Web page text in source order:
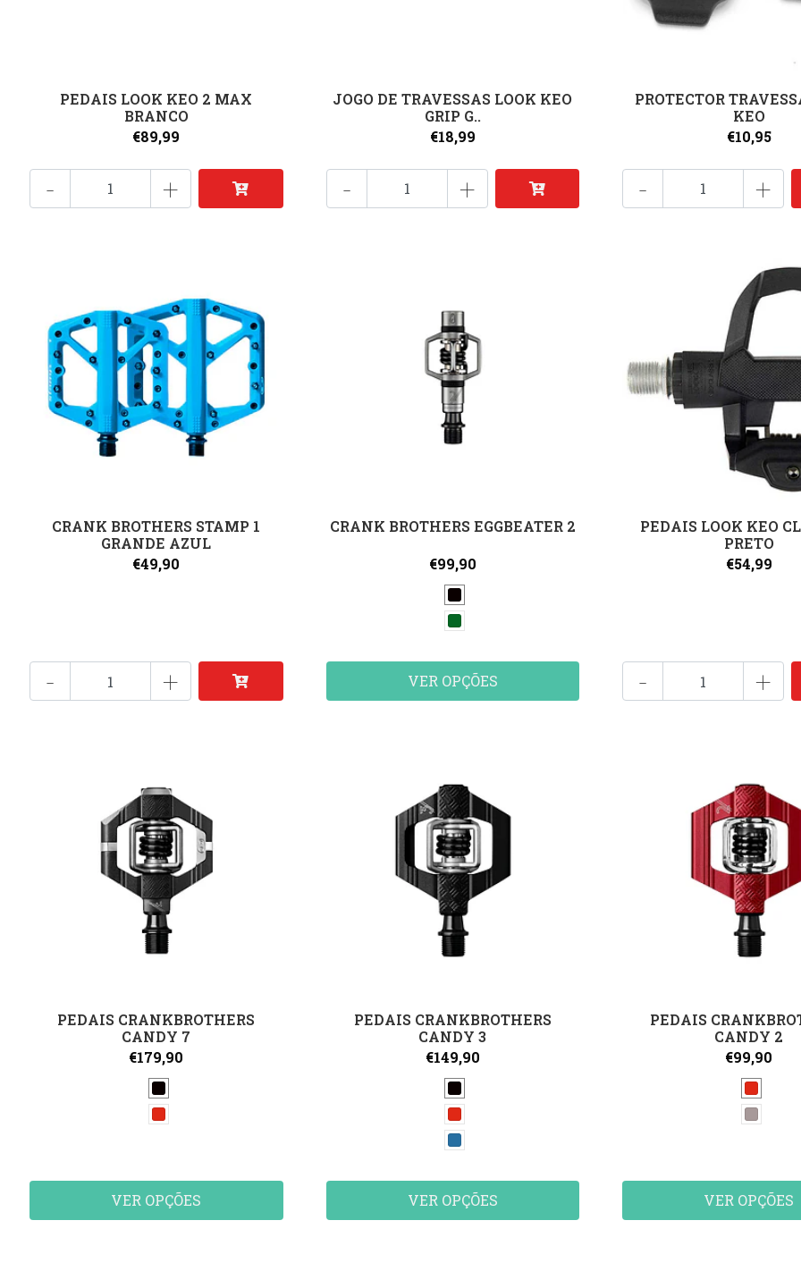
PEDAIS LOOK KEO 2 MAX
BRANCO
€89,99
- +
JOGO DE TRAVESSAS LOOK KEO
GRIP G..
€18,99
- +
PROTECTOR
KEO
€10,95
- +
CRANK BROTHERS STAMP 1
GRANDE AZUL
€49,90
- +
CRANK BROTHERS EGGBEATER 2
€99,90
VER OPÇÕES
PEDAIS LOOK KEO
PRETO
€54,99
- +
PEDAIS CRANKBROTHERS
CANDY 7
€179,90
VER OPÇÕES
PEDAIS CRANKBROTHERS
CANDY 3
€149,90
VER OPÇÕES
PEDAIS
CANDY 2
€99,90
VER OPÇÕES